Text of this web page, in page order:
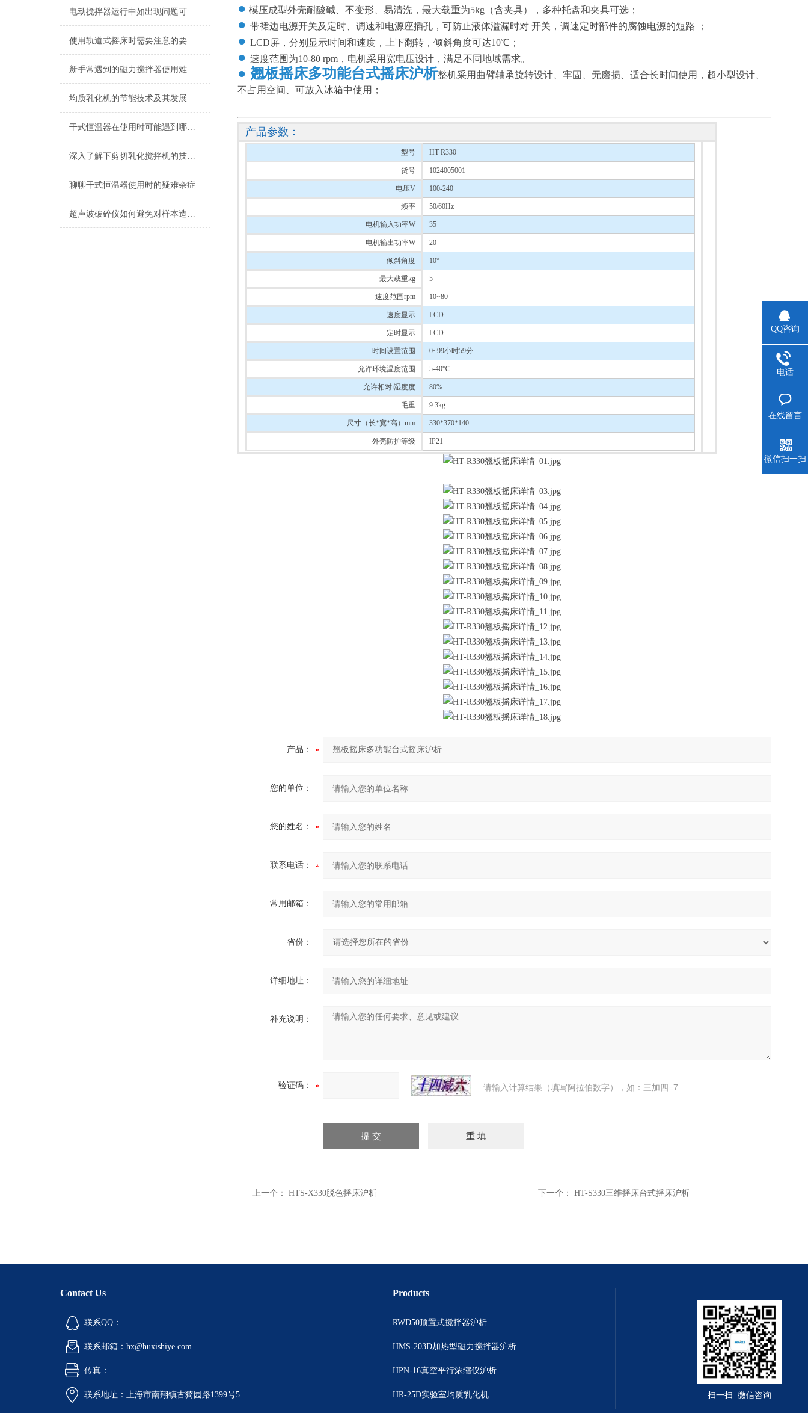
电动搅拌器运行中如出现问题可这样处理
使用轨道式摇床时需要注意的要点？
新手常遇到的磁力搅拌器使用难题分析
均质乳化机的节能技术及其发展
干式恒温器在使用时可能遇到哪些问题？如何解决？
深入了解下剪切乳化搅拌机的技术原理
聊聊干式恒温器使用时的疑难杂症
超声波破碎仪如何避免对样本造成热损伤？
● 模压成型外壳耐酸碱、不变形、易清洗， 最大载重为5kg（含夹具），多种托盘和夹具可选；
● 带裙边电源开关及定时、调速和电源座插孔，可防止液体溢漏时对 开关，调速定时部件的腐蚀电源的短路 ；
● LCD屏，分别显示时间和速度，上下翻转，倾斜角度可达10℃；
● 速度范围为10-80 rpm，电机采用宽电压设计，满足不同地域需求。
● 翘板摇床多功能台式摇床沪析整机采用曲臂轴承旋转设计、牢固、无磨损、适合长时间使用，超小型设计、
不占用空间、可放入冰箱中使用；
产品参数：
型号 HT-R330
货号 1024005001
电压V 100-240
频率 50/60Hz
电机输入功率W 35
电机输出功率W 20
倾斜角度 10°
最大载重kg 5
速度范围rpm 10~80
速度显示 LCD
定时显示 LCD
时间设置范围 0~99小时59分
允许环境温度范围 5-40℃
允许相对i湿度度 80%
毛重 9.3kg
尺寸（长*宽*高）mm 330*370*140
外壳防护等级 IP21
产品：
您的单位：
您的姓名：
联系电话：
常用邮箱：
省份：
详细地址：
补充说明：
验证码： 请输入计算结果（填写阿拉伯数字），如：三加四=7
上一个： HTS-X330脱色摇床沪析 下一个： HT-S330三维摇床台式摇床沪析
Contact Us
联系QQ：
联系邮箱：hx@huxishiye.com
传真：
联系地址：上海市南翔镇古猗园路1399号5
Products
RWD50顶置式搅拌器沪析
HMS-203D加热型磁力搅拌器沪析
HPN-16真空平行浓缩仪沪析
HR-25D实验室均质乳化机 扫一扫 微信咨询
QQ咨询
电话
在线留言
微信扫一扫